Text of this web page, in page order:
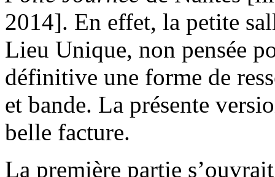
2014]. En effet, la petite
Lieu Unique, non pensée
définitive une forme de
et bande. La présente
belle facture.
La première partie